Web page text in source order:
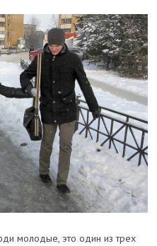
молодые, это один из трех